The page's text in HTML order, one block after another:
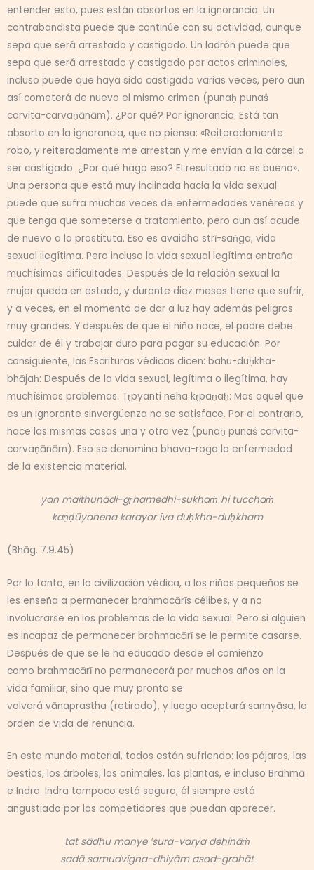
entender esto, pues están absortos en la ignorancia. Un
contrabandista puede que continúe con su actividad, aunque
sepa que será arrestado y castigado. Un ladrón puede que
sepa que será arrestado y castigado por actos criminales,
incluso puede que haya sido castigado varias veces, pero aun
así cometerá de nuevo el mismo crimen (punaḥ punaś
carvita-carvaṇānām). ¿Por qué? Por ignorancia. Está tan
absorto en la ignorancia, que no piensa: «Reiteradamente
robo, y reiteradamente me arrestan y me envían a la cárcel a
ser castigado. ¿Por qué hago eso? El resultado no es bueno».
Una persona que está muy inclinada hacia la vida sexual
puede que sufra muchas veces de enfermedades venéreas y
que tenga que someterse a tratamiento, pero aun así acude
de nuevo a la prostituta. Eso es avaidha strī-saṅga, vida
sexual ilegítima. Pero incluso la vida sexual legítima entraña
muchísimas dificultades. Después de la relación sexual la
mujer queda en estado, y durante diez meses tiene que sufrir,
y a veces, en el momento de dar a luz hay además peligros
muy grandes. Y después de que el niño nace, el padre debe
cuidar de él y trabajar duro para pagar su educación. Por
consiguiente, las Escrituras védicas dicen: bahu-duḥkha-
bhājaḥ: Después de la vida sexual, legítima o ilegítima, hay
muchísimos problemas. Tṛpyanti neha kṛpaṇaḥ: Mas aquel que
es un ignorante sinvergüenza no se satisface. Por el contrario,
hace las mismas cosas una y otra vez (punaḥ punaś carvita-
carvaṇānām). Eso se denomina bhava-roga la enfermedad
de la existencia material.
yan maithunādi-gṛhamedhi-sukhaṁ hi tucchaṁ
kaṇḍūyanena karayor iva duḥkha-duḥkham
(Bhāg. 7.9.45)
Por lo tanto, en la civilización védica, a los niños pequeños se
les enseña a permanecer brahmacārīs célibes, y a no
involucrarse en los problemas de la vida sexual. Pero si alguien
es incapaz de permanecer brahmacārī se le permite casarse.
Después de que se le ha educado desde el comienzo
como brahmacārī no permanecerá por muchos años en la
vida familiar, sino que muy pronto se
volverá vānaprastha (retirado), y luego aceptará sannyāsa, la
orden de vida de renuncia.
En este mundo material, todos están sufriendo: los pájaros, las
bestias, los árboles, los animales, las plantas, e incluso Brahmā
e Indra. Indra tampoco está seguro; él siempre está
angustiado por los competidores que puedan aparecer.
tat sādhu manye ’sura-varya dehināṁ
sadā samudvigna-dhiyām asad-grahāt